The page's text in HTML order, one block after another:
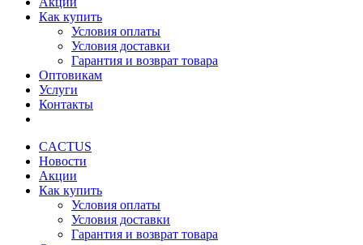
Как купить
Условия оплаты
Условия доставки
Гарантия и возврат товара
Оптовикам
Услуги
Контакты
CACTUS
Новости
Акции
Как купить
Условия оплаты
Условия доставки
Гарантия и возврат товара